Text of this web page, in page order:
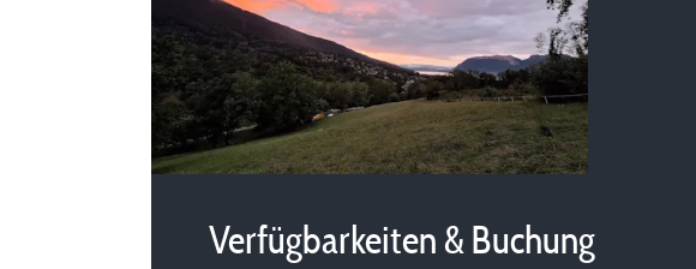
Verfügbarkeiten & Buchung